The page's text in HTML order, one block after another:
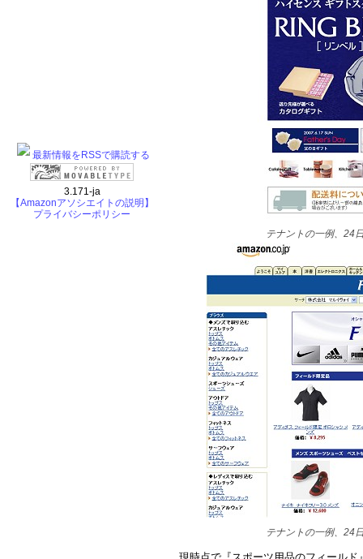
テナントの一例、24
テナントの一例、24
最新情報をRSSで購読する
3.171-ja
【Amazonアソシエイトの説明】
プライバシーポリシー